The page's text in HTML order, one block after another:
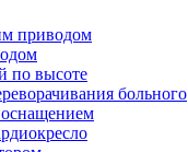
приводом
по высоте
больного